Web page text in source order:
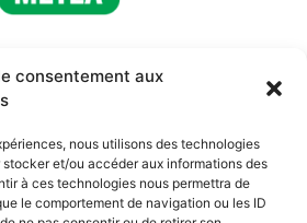
consentement aux
nous utilisons des technologies
et/ou accéder aux informations des
à ces technologies nous permettra de
le comportement de navigation ou les ID
Enseignants Etudiants
Chercheurs
d'emploi